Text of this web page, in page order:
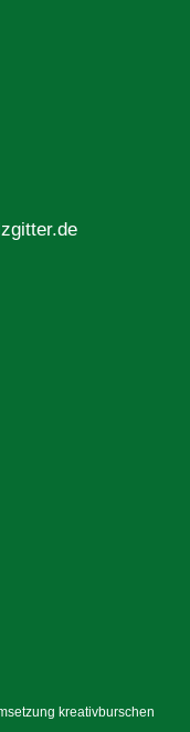
kreativburschen